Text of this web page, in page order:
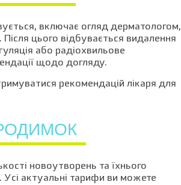
включає огляд дерматологом,
цього відбувається видалення
або радіохвильове
щодо догляду.
рекомендацій лікаря для
новоутворень та їхнього
актуальні тарифи ви можете